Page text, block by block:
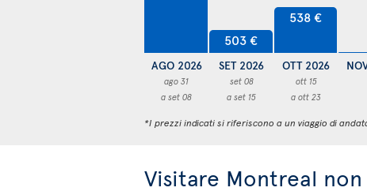
AGO 2026
ago 31
a set 08
503 €
SET 2026
set 08
a set 15
538 €
OTT 2026
ott 15
a ott 23
*I prezzi indicati si riferiscono a un viaggio di
Visitare Montreal